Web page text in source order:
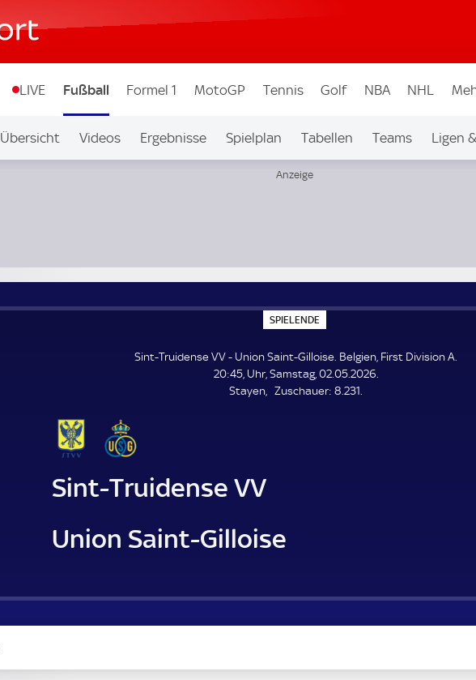
LIVE Fußball Formel 1 MotoGP Tennis Golf NBA NHL
Übersicht Videos Ergebnisse Spielplan Tabellen Teams Ligen
SPIELENDE
P
E
L
E
N
Sint-Truidense VV - Union Saint-Gilloise. Belgien, First Division A.
20:45, Uhr, Samstag, 02.05.2026.
Stayen
Zuschauer: Z
8.231.
Sint-Truidense VV
Union Saint-Gilloise